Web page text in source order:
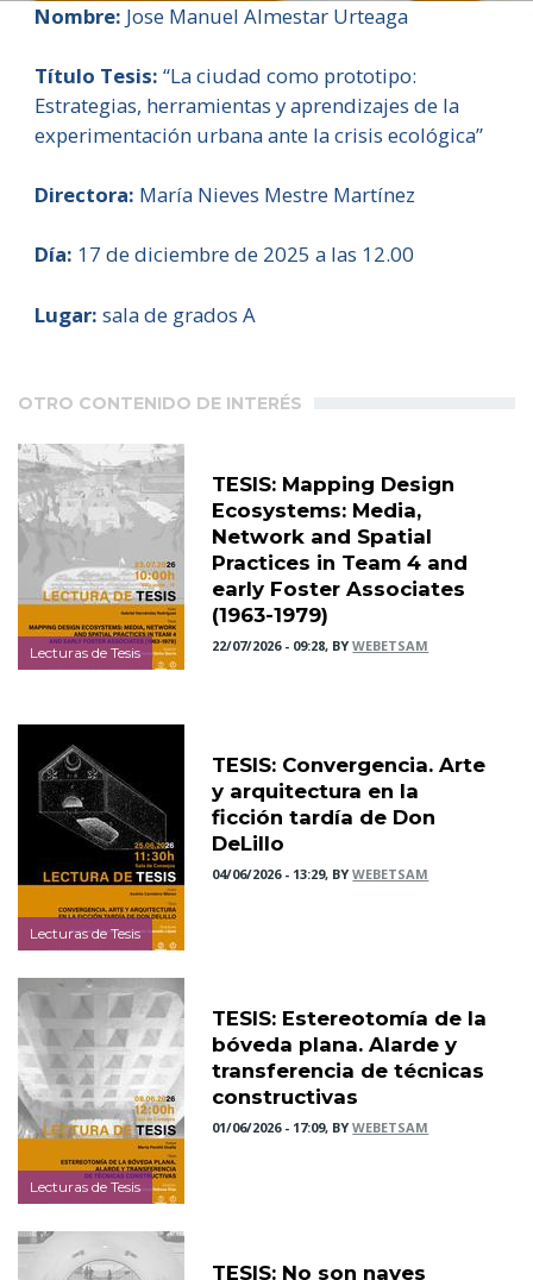
Nombre: Jose Manuel Almestar Urteaga
Título Tesis: “La ciudad como prototipo:
Estrategias, herramientas y aprendizajes de la
experimentación urbana ante la crisis ecológica”
Directora: María Nieves Mestre Martínez
Día: 17 de diciembre de 2025 a las 12.00
Lugar: sala de grados A
OTRO CONTENIDO DE INTERÉS
Lecturas de Tesis
TESIS: Mapping Design
Ecosystems: Media,
Network and Spatial
Practices in Team 4 and
early Foster Associates
(1963-1979)
22/07/2026 - 09:28, BYWEBETSAM
Lecturas de Tesis
TESIS: Convergencia. Arte
y arquitectura en la
ficción tardía de Don
DeLillo
04/06/2026 - 13:29, BYWEBETSAM
Lecturas de Tesis
TESIS: Estereotomía de la
bóveda plana. Alarde y
transferencia de técnicas
constructivas
01/06/2026 - 17:09, BYWEBETSAM
TESIS: No son naves